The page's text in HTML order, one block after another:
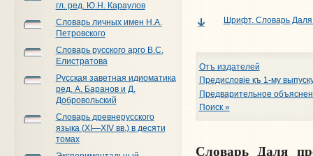
гл. ред. Ю.Н. Караулов
Словарь личных имен Н.А.
Петровского
Словарь русского арго В.С.
Елистратова
Русская заветная идиоматика
ред. А. Баранов и Д.
Добровольский
Словарь древнерусского
языка (XI—XIV вв.) в десяти
томах
Шрифт. Словарь
Отъ издателей
Предисловiе къ 1-му
Предварительное
Поиск »
Словарь Даля